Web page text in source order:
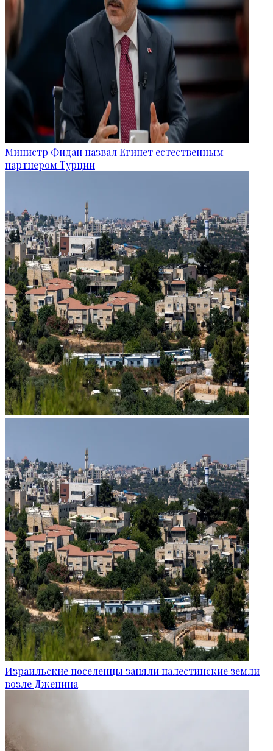
Министр Фидан назвал Египет естественным
партнером Турции
Израильские поселенцы заняли палестинские земли
возле Дженина